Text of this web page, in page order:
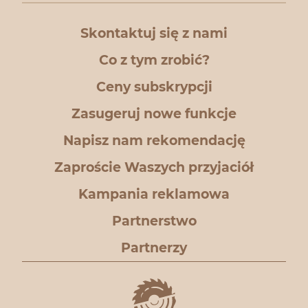
Skontaktuj się z nami
Co z tym zrobić?
Ceny subskrypcji
Zasugeruj nowe funkcje
Napisz nam rekomendację
Zaproście Waszych przyjaciół
Kampania reklamowa
Partnerstwo
Partnerzy